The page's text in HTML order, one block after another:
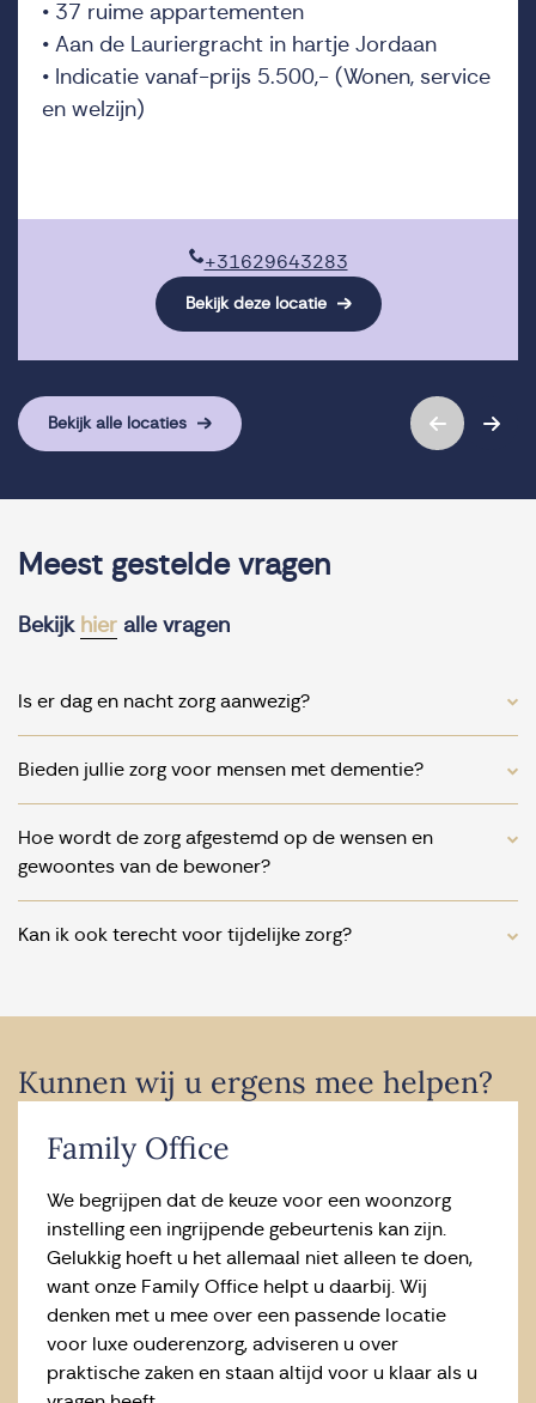
• 37 ruime appartementen
• Aan de Lauriergracht in hartje Jordaan
• Indicatie vanaf-prijs 5.500,- (Wonen, service
en welzijn)
+31629643283
Bekijk deze locatie
Bekijk alle locaties
Meest gestelde vragen
Bekijk hier alle vragen
Is er dag en nacht zorg aanwezig?
Bieden jullie zorg voor mensen met dementie?
Hoe wordt de zorg afgestemd op de wensen en
gewoontes van de bewoner?
Kan ik ook terecht voor tijdelijke zorg?
Kunnen wij u ergens mee helpen?
Family Office
We begrijpen dat de keuze voor een woonzorg
instelling een ingrijpende gebeurtenis kan zijn.
Gelukkig hoeft u het allemaal niet alleen te doen,
want onze Family Office helpt u daarbij. Wij
denken met u mee over een passende locatie
voor luxe ouderenzorg, adviseren u over
praktische zaken en staan altijd voor u klaar als u